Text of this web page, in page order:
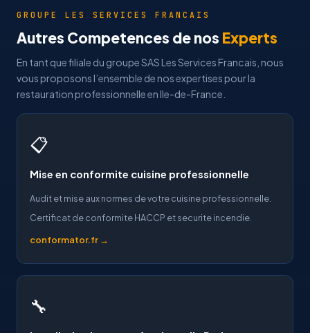
GROUPE LES SERVICES FRANCAIS
Autres Competences de nos Experts
En tant que filiale du groupe SAS Les Services Francais, nous
vous proposons l’ensemble de nos expertises pour la
restauration professionnelle en Ile-de-France.
📋
Mise en conformite cuisine professionnelle
Audit et mise aux normes de votre cuisine professionnelle.
Certificat de conformite HACCP et securite incendie.
conformator.fr →
🔧